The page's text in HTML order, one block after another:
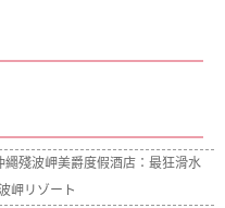
繩殘波岬美爵度假酒店：最狂滑水
岬リゾート